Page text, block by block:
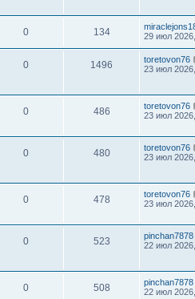
0 134
29 июл
0 1496
toretovon76
23 июл
0 486
toretovon76
23 июл
0 480
toretovon76
23 июл
0 478
toretovon76
23 июл
0 523
pinchan7878
22 июл
0 508
pinchan7878
22 июл